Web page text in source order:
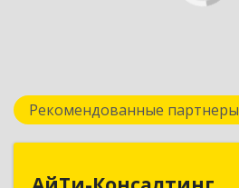
Рекомендованные партнеры